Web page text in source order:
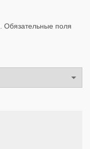
Обязательные поля